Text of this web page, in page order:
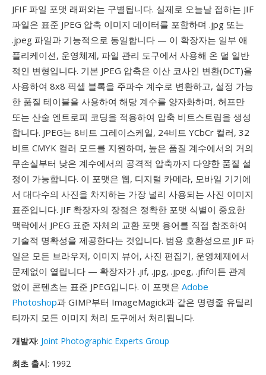
JFIF 파일 포맷 래퍼와는 구별됩니다. 실제로 오늘날 접하는 JIF
파일은 표준 JPEG 압축 이미지 데이터를 포함하며 .jpg 또는
.jpeg 파일과 기능적으로 동일합니다 — 이 확장자는 일부 애
플리케이션, 운영체제, 파일 관리 도구에서 사용해 온 덜 일반
적인 변형입니다. 기본 JPEG 압축은 이산 코사인 변환(DCT)을
사용하여 8x8 픽셀 블록을 주파수 계수로 변환하고, 설정 가능
한 품질 테이블을 사용하여 해당 계수를 양자화하며, 허프만
또는 산술 엔트로피 코딩을 적용하여 압축 비트스트림을 생성
합니다. JPEG는 8비트 그레이스케일, 24비트 YCbCr 컬러, 32
비트 CMYK 컬러 모드를 지원하며, 높은 품질 계수에서의 거의
무손실부터 낮은 계수에서의 공격적 압축까지 다양한 품질 설
정이 가능합니다. 이 포맷은 웹, 디지털 카메라, 모바일 기기에
서 대다수의 사진을 차지하는 가장 널리 사용되는 사진 이미지
표준입니다. JIF 확장자의 장점은 정확한 포맷 식별이 중요한
맥락에서 JPEG 표준 자체의 교환 포맷 용어를 직접 참조하여
기술적 명확성을 제공한다는 것입니다. 범용 호환성으로 JIF 파
일은 모든 브라우저, 이미지 뷰어, 사진 편집기, 운영체제에서
문제없이 열립니다 — 확장자가 .jif, .jpg, .jpeg, .jfif이든 관계
없이 콘텐츠는 표준 JPEG입니다. 이 포맷은 Adobe
Photoshop과 GIMP부터 ImageMagick과 같은 명령줄 유틸리
티까지 모든 이미지 처리 도구에서 처리됩니다.
개발자: Joint Photographic Experts Group
최초 출시: 1992